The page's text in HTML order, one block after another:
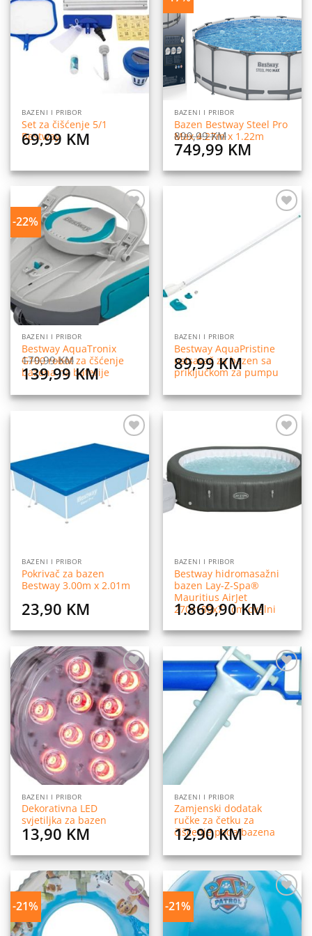
na
listu
želja
BAZENI I PRIBOR
Set za čišćenje 5/1
Bestway
69,99 KM
listu
želja
BAZENI I PRIBOR
Bazen Bestway Steel Pro
Max 4.27m x 1.22m
899,99KM
Original
price
was:
749,99 KM
is:
749,99
-22%
Dodaj
na
listu
želja
BAZENI I PRIBOR
Bestway AquaTronix
G100 robot za čšćenje
bazena na baterije
179,99KM
Original
price
was:
139,99KMCurrent
is:
139,99 KM.
Dodaj
na
BAZENI I PRIBOR
Bestway AquaPristine
usisavač za bazen sa
priključkom za pumpu
89,99KM
Dodaj
na
listu
želja
BAZENI I PRIBOR
Pokrivač za bazen
Bestway 3.00m x 2.01m
23,90 KM
Dodaj
na
listu
želja
BAZENI I PRIBOR
Bestway hidromasažni
bazen Lay-Z-Spa®
Mauritius AirJet
270x180x71 cm ovalni
1.869,90KM
Dodaj
na
listu
želja
BAZENI I PRIBOR
Dekorativna LED
svjetiljka za bazen
13,90 KM
Dodaj
na
listu
BAZENI I PRIBOR
Zamjenski dodatak
ručke za četku za
čišćenje poda bazena
12,90KM
-21%
Dodaj
na
listu
-21%
Dodaj
na
listu